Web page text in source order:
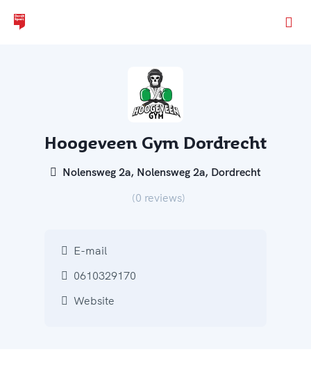
Hoogeveen Gym Dordrecht
Nolensweg 2a, Nolensweg 2a, Dordrecht
(0 reviews)
E-mail
0610329170
Website